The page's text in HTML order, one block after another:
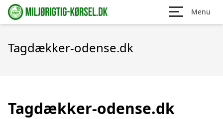
Menu
Tagdækker-odense.dk
Tagdækker-odense.dk